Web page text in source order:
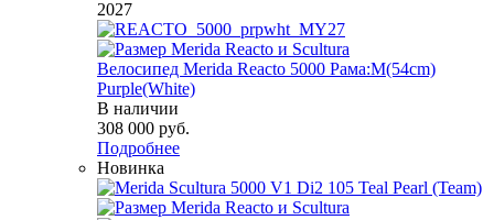
2027
Велосипед Merida Reacto 5000 Рама:M(54cm)
Purple(White)
В наличии
308 000 руб.
Подробнее
Новинка